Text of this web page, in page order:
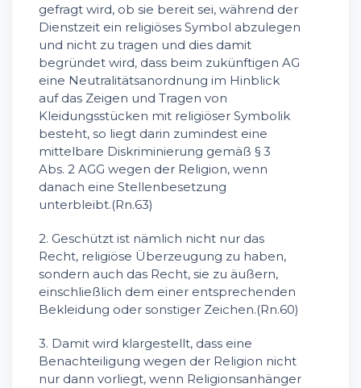
gefragt wird, ob sie bereit sei, während der
Dienstzeit ein religiöses Symbol abzulegen
und nicht zu tragen und dies damit
begründet wird, dass beim zukünftigen AG
eine Neutralitätsanordnung im Hinblick
auf das Zeigen und Tragen von
Kleidungsstücken mit religiöser Symbolik
besteht, so liegt darin zumindest eine
mittelbare Diskriminierung gemäß § 3
Abs. 2 AGG wegen der Religion, wenn
danach eine Stellenbesetzung
unterbleibt.(Rn.63)
2. Geschützt ist nämlich nicht nur das
Recht, religiöse Überzeugung zu haben,
sondern auch das Recht, sie zu äußern,
einschließlich dem einer entsprechenden
Bekleidung oder sonstiger Zeichen.(Rn.60)
3. Damit wird klargestellt, dass eine
Benachteiligung wegen der Religion nicht
nur dann vorliegt, wenn Religionsanhänger